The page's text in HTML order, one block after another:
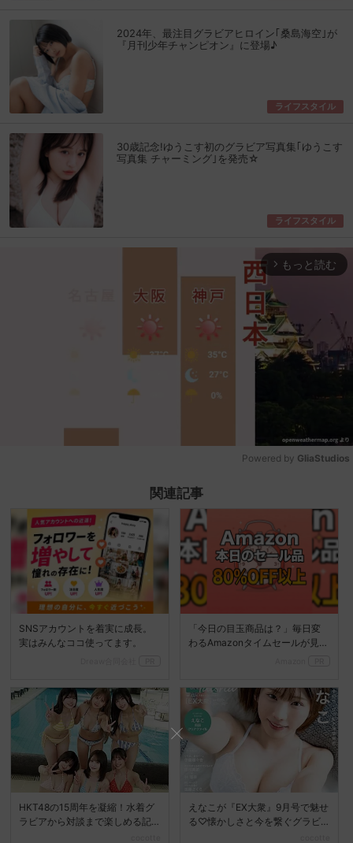
2024年、最注目グラビアヒロイン｢桑島海空｣が
『月刊少年チャンピオン』に登場♪
ライフスタイル
30歳記念!ゆうこす初のグラビア写真集｢ゆうこす
写真集 チャーミング｣を発売☆
ライフスタイル
arrow_forward_ios もっと読む
Powered by GliaStudios
関連記事
SNSアカウントを着実に成長。
実はみんなココ使ってます。
「今日の目玉商品は？」毎日変
わるAmazonタイムセールが見逃
HKT48の15周年を凝縮！水着グ
ラビアから対談まで楽しめる記
えなこが『EX大衆』9月号で魅せ
る♡懐かしさと今を繋ぐグラビ